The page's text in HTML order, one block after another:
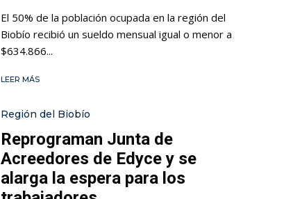
El 50% de la población ocupada en la región del
Biobío recibió un sueldo mensual igual o menor a
$634.866...
LEER MÁS
Región del Biobío
Reprograman Junta de
Acreedores de Edyce y se
alarga la espera para los